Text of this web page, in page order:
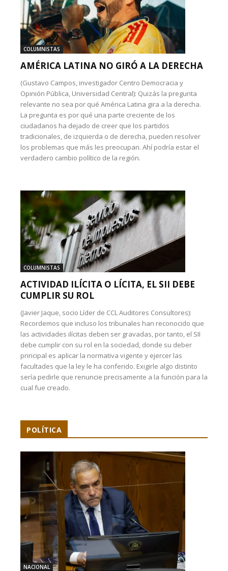
COLUMNISTAS
AMÉRICA LATINA NO GIRÓ A LA DERECHA
(Gustavo Campos, investigador Centro Democracia y
Opinión Pública, Universidad Central): Quizás la pregunta
relevante no sea por qué América Latina gira a la derecha.
La pregunta es por qué una parte creciente de los
ciudadanos ha dejado de creer que los partidos
tradicionales, de izquierda o de derecha, pueden resolver
los problemas que más les preocupan. Ahí podría estar el
verdadero cambio político de la región.
COLUMNISTAS
ACTIVIDAD ILÍCITA O LÍCITA, EL SII DEBE
CUMPLIR SU ROL
(Javier Jaque, socio Líder de CCL Auditores Consultores):
Recordemos que incluso los tribunales han reconocido que
las actividades ilícitas deben ser gravadas, por tanto, el SII
debe cumplir con su rol en la sociedad, donde su deber
principal es aplicar la normativa vigente y ejercer las
facultades que la ley le ha conferido. Exigirle algo distinto
sería pedirle que renuncie precisamente a la función para la
cual fue creado.
POLÍTICA
NACIONAL